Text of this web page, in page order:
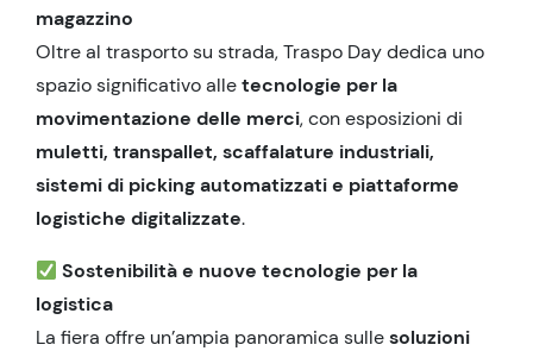
magazzino
Oltre al trasporto su strada, Traspo Day dedica uno
spazio significativo alletecnologie per la
movimentazione delle merci, con esposizioni di
muletti, transpallet, scaffalature industriali,
sistemi di picking automatizzati e piattaforme
logistiche digitalizzate.
Sostenibilità e nuove tecnologie per la
logistica
La fiera offre un’ampia panoramica sullesoluzioni